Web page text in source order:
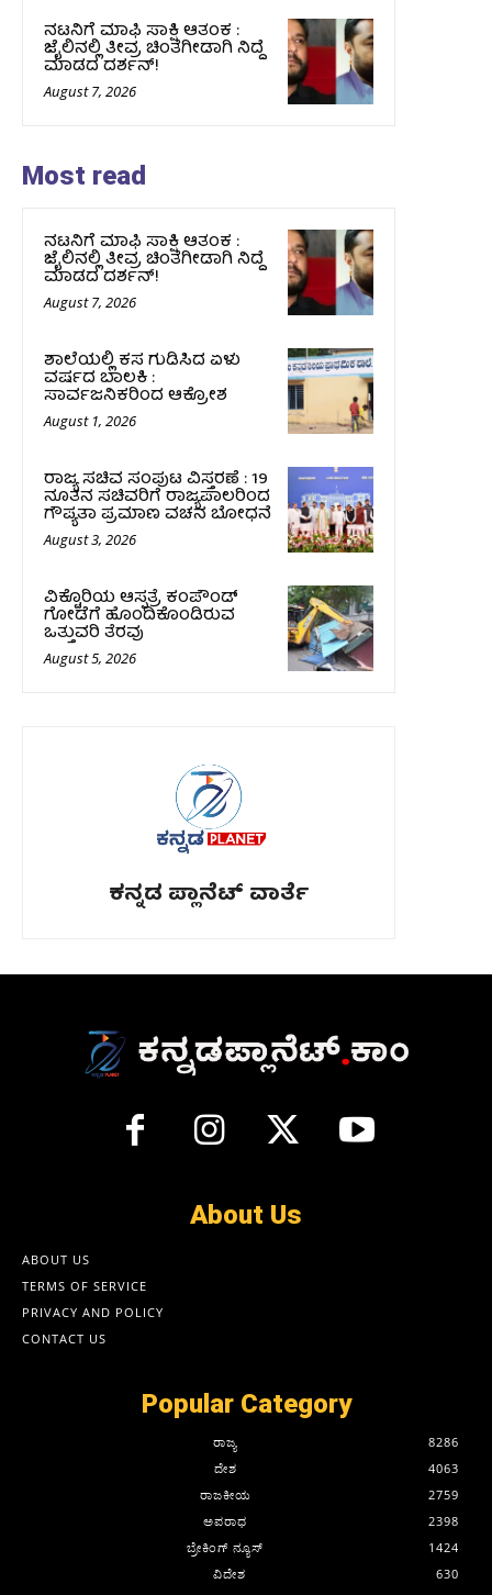
ನಟನಿಗೆ ಮಾಫಿ ಸಾಕ್ಷಿ ಆತಂಕ :
ಜೈಲಿನಲ್ಲಿ ತೀವ್ರ ಚಿಂತೆಗೀಡಾಗಿ ನಿದ್ದೆ
ಮಾಡದ ದರ್ಶನ್!
August 7, 2026
Most read
ನಟನಿಗೆ ಮಾಫಿ ಸಾಕ್ಷಿ ಆತಂಕ :
ಜೈಲಿನಲ್ಲಿ ತೀವ್ರ ಚಿಂತೆಗೀಡಾಗಿ ನಿದ್ದೆ
ಮಾಡದ ದರ್ಶನ್!
August 7, 2026
ಶಾಲೆಯಲ್ಲಿ ಕಸ ಗುಡಿಸಿದ ಏಳು
ವರ್ಷದ ಬಾಲಕಿ :
ಸಾರ್ವಜನಿಕರಿಂದ ಆಕ್ರೋಶ
August 1, 2026
ರಾಜ್ಯ ಸಚಿವ ಸಂಪುಟ ವಿಸ್ತರಣೆ : 19
ನೂತನ ಸಚಿವರಿಗೆ ರಾಜ್ಯಪಾಲರಿಂದ
ಗೌಪ್ಯತಾ ಪ್ರಮಾಣ ವಚನ ಬೋಧನೆ
August 3, 2026
ವಿಕ್ಟೊರಿಯ ಆಸ್ಪತ್ರೆ ಕಂಪೌಂಡ್
ಗೋಡೆಗೆ ಹೊಂದಿಕೊಂಡಿರುವ
ಒತ್ತುವರಿ ತೆರವು
August 5, 2026
ಕನ್ನಡ ಪ್ಲಾನೆಟ್ ವಾರ್ತೆ
About Us
ABOUT US
TERMS OF SERVICE
PRIVACY AND POLICY
CONTACT US
Popular Category
ರಾಜ್ಯ
8286
ದೇಶ
4063
ರಾಜಕೀಯ
2759
ಅಪರಾಧ
2398
ಬ್ರೇಕಿಂಗ್ ನ್ಯೂಸ್
1424
ವಿದೇಶ
630